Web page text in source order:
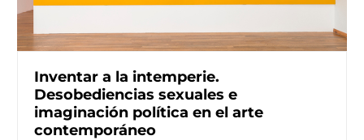
Inventar a la intemperie.
Desobediencias sexuales e
imaginación política en el arte
contemporáneo